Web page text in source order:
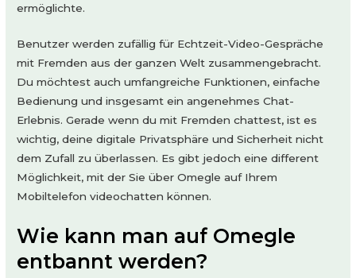
ermöglichte.
Benutzer werden zufällig für Echtzeit-Video-Gespräche
mit Fremden aus der ganzen Welt zusammengebracht.
Du möchtest auch umfangreiche Funktionen, einfache
Bedienung und insgesamt ein angenehmes Chat-
Erlebnis. Gerade wenn du mit Fremden chattest, ist es
wichtig, deine digitale Privatsphäre und Sicherheit nicht
dem Zufall zu überlassen. Es gibt jedoch eine different
Möglichkeit, mit der Sie über Omegle auf Ihrem
Mobiltelefon videochatten können.
Wie kann man auf Omegle
entbannt werden?